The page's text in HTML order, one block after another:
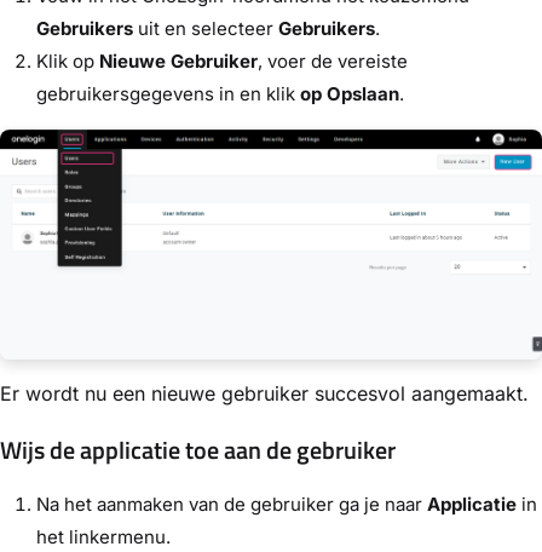
Gebruikers uit en selecteer Gebruikers.
Klik op Nieuwe Gebruiker, voer de vereiste
gebruikersgegevens in en klik op Opslaan.
Er wordt nu een nieuwe gebruiker succesvol aangemaakt.
Wijs de applicatie toe aan de gebruiker
Na het aanmaken van de gebruiker ga je naar Applicatie in
het linkermenu.